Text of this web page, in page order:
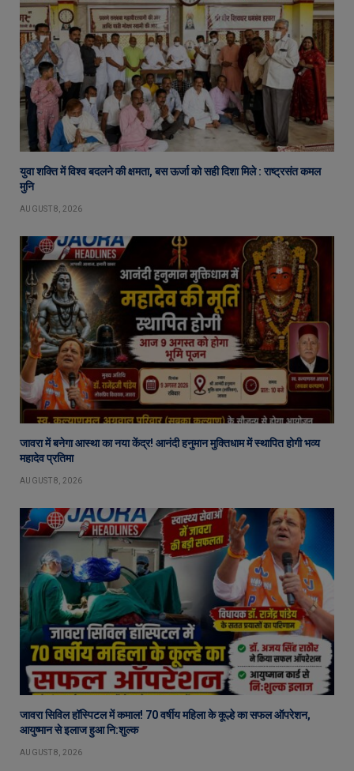
युवा शक्ति में विश्व बदलने की क्षमता, बस ऊर्जा को सही दिशा मिले : राष्ट्रसंत कमल
मुनि
AUGUST 8, 2026
जावरा में बनेगा आस्था का नया केंद्र! आनंदी हनुमान मुक्तिधाम में स्थापित होगी भव्य
महादेव प्रतिमा
AUGUST 8, 2026
जावरा सिविल हॉस्पिटल में कमाल! 70 वर्षीय महिला के कूल्हे का सफल ऑपरेशन,
आयुष्मान से इलाज हुआ नि:शुल्क
AUGUST 8, 2026